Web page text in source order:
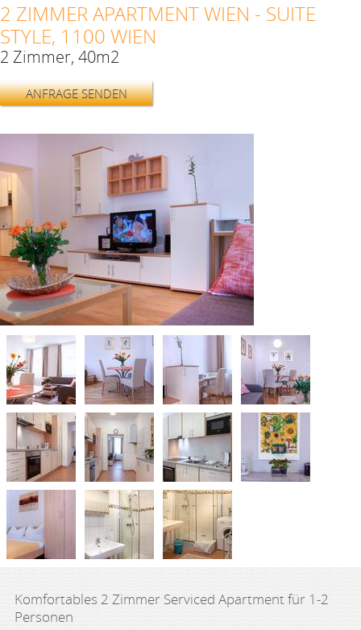
2 ZIMMER APARTMENT WIEN - SUITE
STYLE, 1100 WIEN
2 Zimmer, 40m2
ANFRAGE SENDEN
Komfortables 2 Zimmer Serviced Apartment für 1-2
Personen